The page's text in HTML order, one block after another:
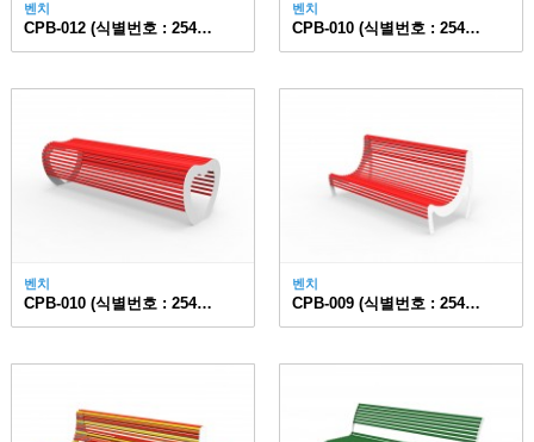
벤치
CPB-012 (식별번호 : 25474694)
벤치
CPB-010 (식별번호 : 25474698)
벤치
CPB-010 (식별번호 : 25474696)
벤치
CPB-009 (식별번호 : 25474693)